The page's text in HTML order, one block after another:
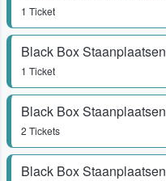
1 Ticket
Black Box Staanplaatsen
1 Ticket
Black Box Staanplaatsen
2 Tickets
Black Box Staanplaatsen